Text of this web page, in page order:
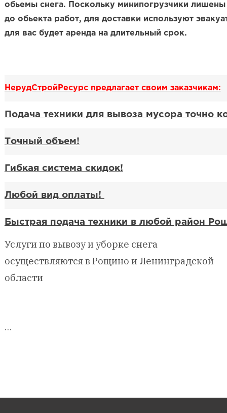
обьемы снега. Поскольку минипогрузчики
до обьекта работ, для доставки используют
для вас будет аренда на длительный срок.
НерудСтройРесурс предлагает своим заказчикам:
Подача техники для вывоза мусора точно
Точный объем!
Гибкая система скидок!
Любой вид оплаты!
Быстрая подача техники в любой район
Услуги по вывозу и уборке снега
осуществляются в Рощино и Ленинградской
области
…